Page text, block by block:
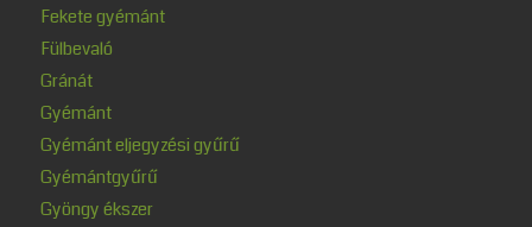
Fekete gyémánt
Fülbevaló
Gránát
Gyémánt
Gyémánt eljegyzési gyűrű
Gyémántgyűrű
Gyöngy ékszer